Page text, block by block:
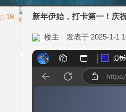
: 18 新年伊始，打卡第一！庆祝
楼主 发表于 2025-1-1